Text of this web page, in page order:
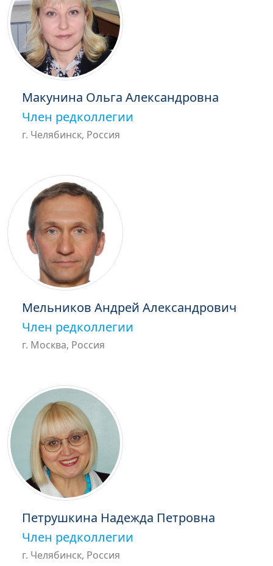
Макунина Ольга Александровна
Член редколлегии
г. Челябинск, Россия
Мельников Андрей Александрович
Член редколлегии
г. Москва, Россия
Петрушкина Надежда Петровна
Член редколлегии
г. Челябинск, Россия